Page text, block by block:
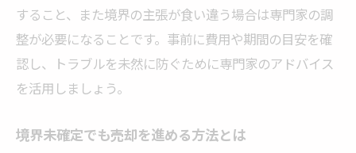
すること、また境界の主張が食い違う場合は専門家の調
整が必要になることです。事前に費用や期間の目安を確
認し、トラブルを未然に防ぐために専門家のアドバイス
を活用しましょう。
境界未確定でも売却を進める方法とは